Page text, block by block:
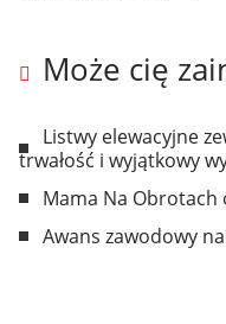
Może cię
Listwy elewacyjne
trwałość i wyjątkowy
Mama Na Obrotach
Awans zawodowy